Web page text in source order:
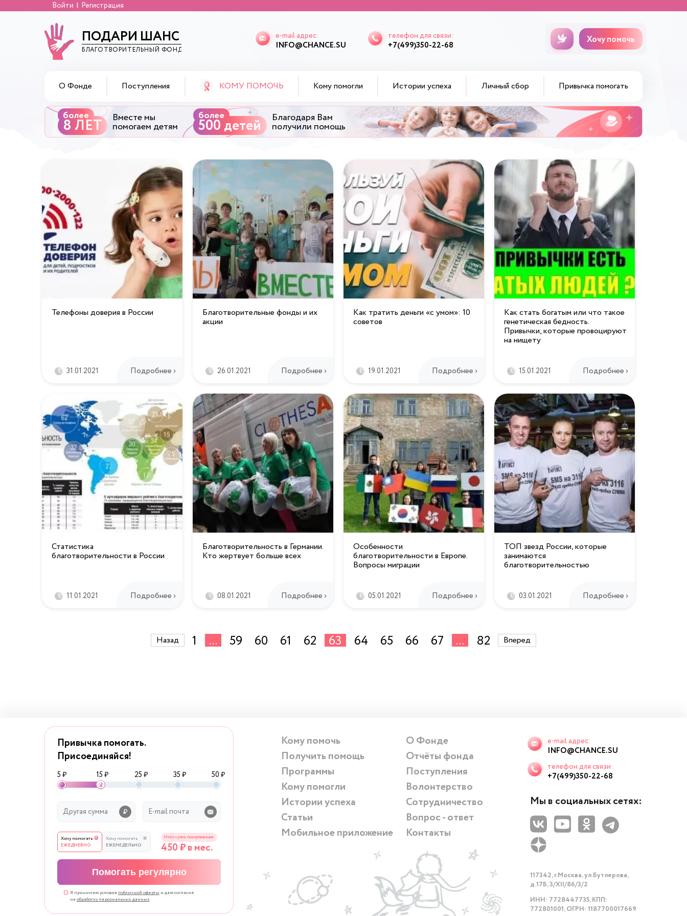
Войти Регистрация
ПОДАРИ ШАНС
БЛАГОТВОРИТЕЛЬНЫЙ ФОНД
e-mail адрес:
INFO@CHANCE.SU
телефон для связи:
+7(499)350-22-68 Хочу помочь
О Фонде Поступления КОМУ ПОМОЧЬ Кому помогли Истории успеха Личный сбор Привычка помогать
более
8 ЛЕТ Вместе мы
помогаем детям
более
500 детей Благодаря Вам
получили помощь
Телефоны доверия в России
31.01.2021 Подробнее ›
Благотворительные фонды и их
акции
26.01.2021 Подробнее ›
Как тратить деньги «с умом»: 10
советов
19.01.2021 Подробнее ›
Как стать богатым или что такое
генетическая бедность.
Привычки, которые провоцируют
на нищету
15.01.2021 Подробнее ›
Статистика
благотворительности в России
11.01.2021 Подробнее ›
Благотворительность в Германии.
Кто жертвует больше всех
08.01.2021 Подробнее ›
Особенности
благотворительности в Европе.
Вопросы миграции
05.01.2021 Подробнее ›
ТОП звезд России, которые
занимаются
благотворительностью
03.01.2021 Подробнее ›
Назад 1 ... 59 60 61 62 63 64 65 66 67 ... 82 Вперед
Привычка помогать.
Присоединяйся!
5 ₽ 15 ₽ 25 ₽ 35 ₽ 50 ₽
Хочу помогать
ЕЖЕДНЕВНО
Хочу помогать
ЕЖЕНЕДЕЛЬНО
Итого сумма пожертвования:
450₽ в мес.
Помогать регулярно
Я принимаю условия публичной оферты и даю согласие
на обработку персональных данных
Кому помочь
Получить помощь
Программы
Кому помогли
Истории успеха
Статьи
Мобильное приложение
О Фонде
Отчёты фонда
Поступления
Волонтерство
Сотрудничество
Вопрос - ответ
Контакты
e-mail адрес:
INFO@CHANCE.SU
телефон для связи:
+7(499)350-22-68
Мы в социальных сетях:
117342, г.Москва, ул.Бутлерова,
д.17Б, 3/XII/86/3/2
ИНН: 7728447735, КПП:
772801001, ОГРН: 1187700017669